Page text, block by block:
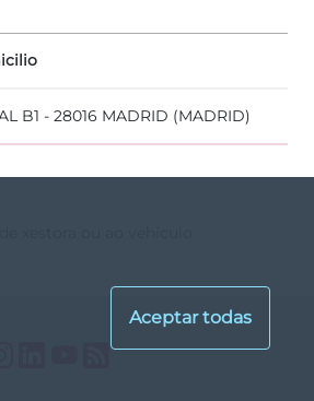
B1 - 28016 MADRID (MADRID)
xestora ou ao vehículo
Instagram
LinkedIn
YouTube
RSS